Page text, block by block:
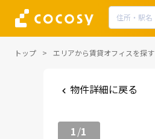
トップ エリアから賃貸オフィスを探す
物件詳細に戻る
1/1